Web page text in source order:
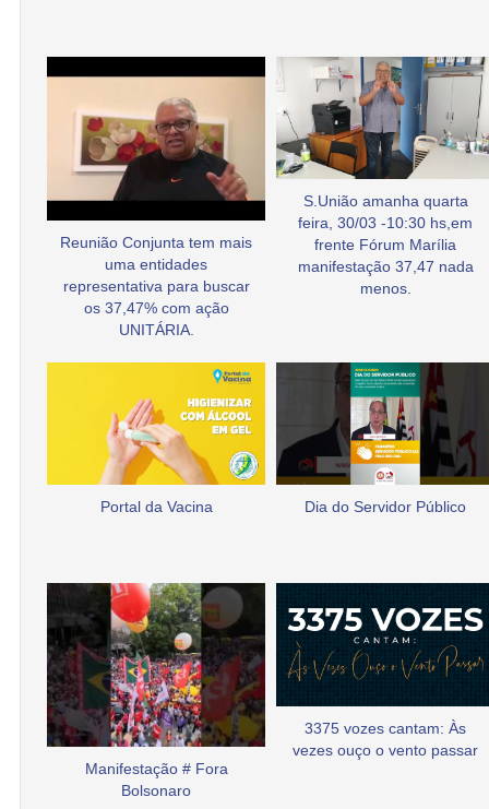
Reunião Conjunta tem mais
uma entidades
representativa para buscar
os 37,47% com ação
UNITÁRIA.
S.União amanha quarta
feira, 30/03 -10:30 hs,em
frente Fórum Marília
manifestação 37,47 nada
menos.
Portal da Vacina Dia do Servidor Público
Manifestação # Fora
Bolsonaro
3375 vozes cantam: Às
vezes ouço o vento passar